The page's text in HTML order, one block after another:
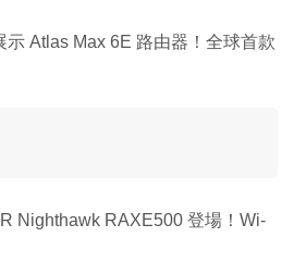
示 Atlas Max 6E 路由器！全球首款
Nighthawk RAXE500 登場！Wi-